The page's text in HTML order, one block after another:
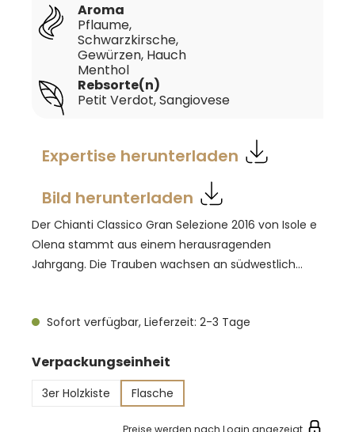
Aroma
Pflaume,
Schwarzkirsche,
Gewürzen, Hauch
Menthol
Rebsorte(n)
Petit Verdot, Sangiovese
Expertise herunterladen
Bild herunterladen
Der Chianti Classico Gran Selezione 2016 von Isole e
Olena stammt aus einem herausragenden
Jahrgang. Die Trauben wachsen an südwestlich
bestehen überwiegend aus Galestro und Kalk-Stein,
Im Glas zeigt sich ein tiefdunkles Rubinrot mit
samtigem Schimmer. Das Bouquet ist vielschichtig
und konzentriert, geprägt von Aromen reifer
Pflaumen, Schwarzkirschen, Gewürzen und einem
Sofort verfügbar, Lieferzeit: 2-3 Tage
Verpackungseinheit
3er Holzkiste Flasche
Preise werden nach Login angezeigt